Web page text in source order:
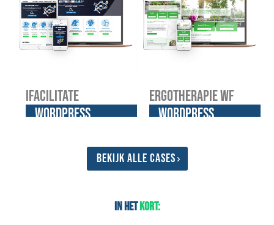
iFacilitate
WordPress
Ergotherapie WF
WordPress
Bekijk alle cases
In hetkort: